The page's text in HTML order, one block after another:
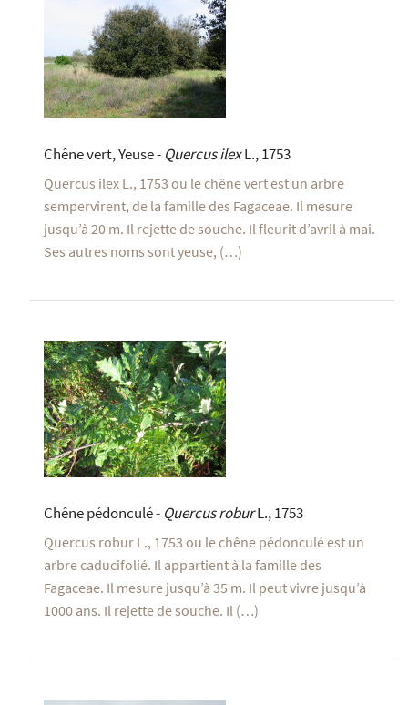
Chêne vert, Yeuse - Quercus ilexL., 1753
Quercus ilex L., 1753 ou le chêne vert est un arbre
sempervirent, de la famille des Fagaceae. Il mesure
jusqu’à 20 m. Il rejette de souche. Il fleurit d’avril à mai.
Ses autres noms sont yeuse, (…)
Chêne pédonculé - Quercus roburL., 1753
Quercus robur L., 1753 ou le chêne pédonculé est un
arbre caducifolié. Il appartient à la famille des
Fagaceae. Il mesure jusqu’à 35 m. Il peut vivre jusqu’à
1000 ans. Il rejette de souche. Il (…)